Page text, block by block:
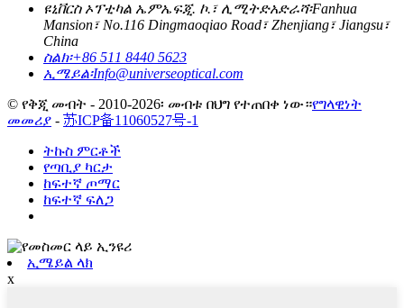
ዩኒቨርስ ኦፕቲካል ኤምኤፍጂ. ኮ.፣ ሊሚትድአድራሻ፡Fanhua
Mansion፣ No.116 Dingmaoqiao Road፣ Zhenjiang፣ Jiangsu፣
China
ስልክ፡+86 511 8440 5623
ኢሜይል፡Info@universeoptical.com
© የቅጂ መብት - 2010-2026፡ መብቱ በህግ የተጠበቀ ነው።የግላዊነት
መመሪያ - 苏ICP备11060527号-1
ትኩስ ምርቶች
የጣቢያ ካርታ
ከፍተኛ ጦማር
ከፍተኛ ፍለጋ
ኢሜይል ላክ
x